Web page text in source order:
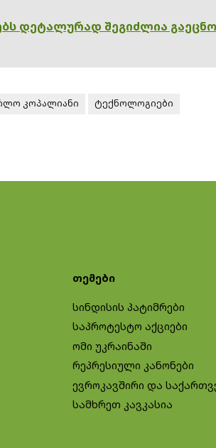
დეტალურად შეგიძლია
კოპალიანი ტექნოლოგიები
თემები
სინდისის პატიმრები
საპროტესტო აქციები
ომი უკრაინაში
რეპრესიული კანონები
ევროკავშირი და
სამხრეთ კავკასია